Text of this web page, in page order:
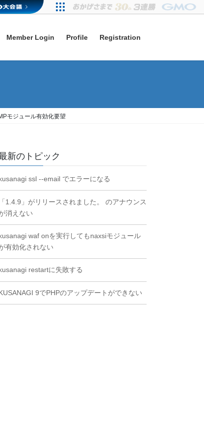
Member Login Profile Registration
モジュール有効化要望
新のトピック
ssl --email でエラーになる
「1.4.9」がリリースされました。 のアナウンス
消えない
waf onを実行してもnaxsiモジュール
有効化されない
restartに失敗する
9でPHPのアップデートができない